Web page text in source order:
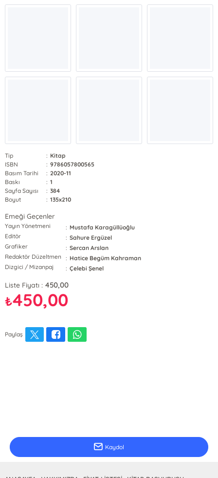
Tip : Kitap
ISBN
: 9786057800565
Basım Tarihi
: 2020-11
Baskı
: 1
Sayfa Sayısı
: 384
Boyut
: 135x210
Emeği Geçenler
Yayın Yönetmeni : Mustafa Karagüllüoğlu
Editör
: Sahure Ergüzel
Grafiker
: Sercan Arslan
Redaktör Düzeltmen
: Hatice Begüm Kahraman
Dizgici / Mizanpaj
: Çelebi Şenel
Liste Fiyatı : 450,00
₺450,00
Paylaş
Kaydol